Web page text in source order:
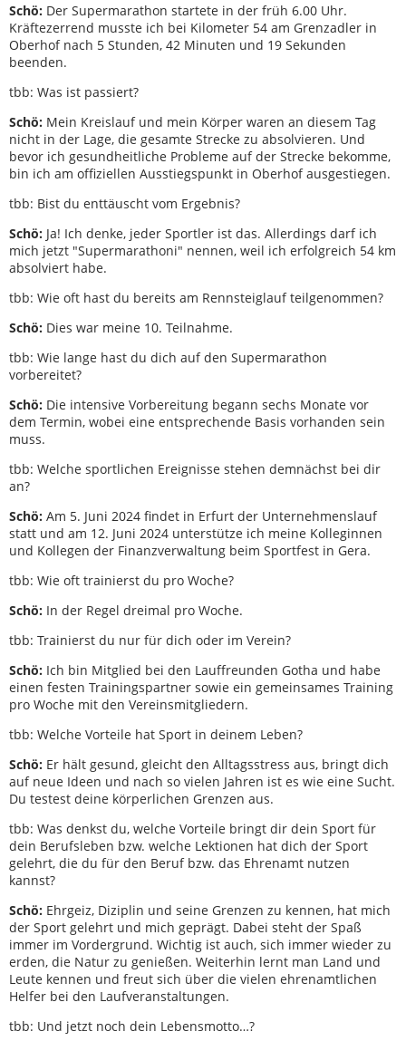
Schö: Der Supermarathon startete in der früh 6.00 Uhr.
Kräftezerrend musste ich bei Kilometer 54 am Grenzadler in
Oberhof nach 5 Stunden, 42 Minuten und 19 Sekunden
beenden.
tbb: Was ist passiert?
Schö: Mein Kreislauf und mein Körper waren an diesem Tag
nicht in der Lage, die gesamte Strecke zu absolvieren. Und
bevor ich gesundheitliche Probleme auf der Strecke bekomme,
bin ich am offiziellen Ausstiegspunkt in Oberhof ausgestiegen.
tbb: Bist du enttäuscht vom Ergebnis?
Schö: Ja! Ich denke, jeder Sportler ist das. Allerdings darf ich
mich jetzt "Supermarathoni" nennen, weil ich erfolgreich 54 km
absolviert habe.
tbb: Wie oft hast du bereits am Rennsteiglauf teilgenommen?
Schö: Dies war meine 10. Teilnahme.
tbb: Wie lange hast du dich auf den Supermarathon
vorbereitet?
Schö: Die intensive Vorbereitung begann sechs Monate vor
dem Termin, wobei eine entsprechende Basis vorhanden sein
muss.
tbb: Welche sportlichen Ereignisse stehen demnächst bei dir
an?
Schö: Am 5. Juni 2024 findet in Erfurt der Unternehmenslauf
statt und am 12. Juni 2024 unterstütze ich meine Kolleginnen
und Kollegen der Finanzverwaltung beim Sportfest in Gera.
tbb: Wie oft trainierst du pro Woche?
Schö: In der Regel dreimal pro Woche.
tbb: Trainierst du nur für dich oder im Verein?
Schö: Ich bin Mitglied bei den Lauffreunden Gotha und habe
einen festen Trainingspartner sowie ein gemeinsames Training
pro Woche mit den Vereinsmitgliedern.
tbb: Welche Vorteile hat Sport in deinem Leben?
Schö: Er hält gesund, gleicht den Alltagsstress aus, bringt dich
auf neue Ideen und nach so vielen Jahren ist es wie eine Sucht.
Du testest deine körperlichen Grenzen aus.
tbb: Was denkst du, welche Vorteile bringt dir dein Sport für
dein Berufsleben bzw. welche Lektionen hat dich der Sport
gelehrt, die du für den Beruf bzw. das Ehrenamt nutzen
kannst?
Schö: Ehrgeiz, Diziplin und seine Grenzen zu kennen, hat mich
der Sport gelehrt und mich geprägt. Dabei steht der Spaß
immer im Vordergrund. Wichtig ist auch, sich immer wieder zu
erden, die Natur zu genießen. Weiterhin lernt man Land und
Leute kennen und freut sich über die vielen ehrenamtlichen
Helfer bei den Laufveranstaltungen.
tbb: Und jetzt noch dein Lebensmotto…?